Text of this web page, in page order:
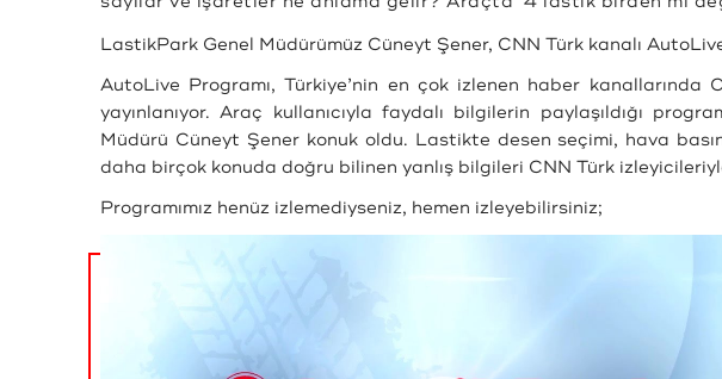
LastikPark Genel Müdürümüz Cüneyt Şener, CNN Türk kanalı
AutoLive Programı, Türkiye’nin en çok izlenen haber kanallarında
yayınlanıyor. Araç kullanıcıyla faydalı bilgilerin paylaşıldığı
Müdürü Cüneyt Şener konuk oldu. Lastikte desen seçimi, hava
daha birçok konuda doğru bilinen yanlış bilgileri CNN Türk
Programımız henüz izlemediyseniz, hemen izleyebilirsiniz;